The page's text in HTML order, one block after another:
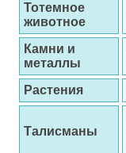
Тотемное
животное
Камни и
металлы
Растения
Талисманы